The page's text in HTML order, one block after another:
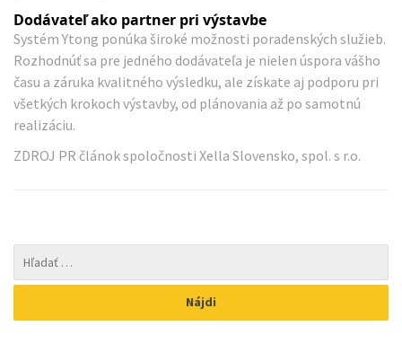
Dodávateľ ako partner pri výstavbe
Systém Ytong ponúka široké možnosti poradenských služieb.
Rozhodnúť sa pre jedného dodávateľa je nielen úspora vášho
času a záruka kvalitného výsledku, ale získate aj podporu pri
všetkých krokoch výstavby, od plánovania až po samotnú
realizáciu.
ZDROJ PR článok spoločnosti Xella Slovensko, spol. s r.o.​